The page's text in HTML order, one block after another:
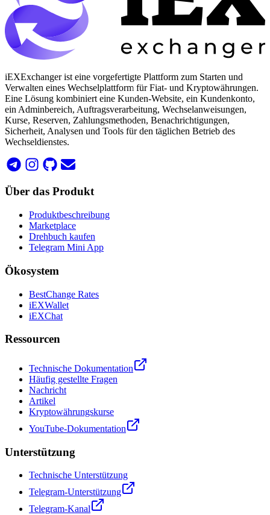
iEXExchanger ist eine vorgefertigte Plattform zum Starten und
Verwalten eines Wechselplattform für Fiat- und Kryptowährungen.
Eine Lösung kombiniert eine Kunden-Website, ein Kundenkonto,
ein Adminbereich, Auftragsverarbeitung, Wechselanweisungen,
Kurse, Reserven, Zahlungsmethoden, Benachrichtigungen,
Sicherheit, Analysen und Tools für den täglichen Betrieb des
Wechseldienstes.
Über das Produkt
Produktbeschreibung
Marketplace
Drehbuch kaufen
Telegram Mini App
Ökosystem
BestChange Rates
iEXWallet
iEXChat
Ressourcen
Technische Dokumentation
Häufig gestellte Fragen
Nachricht
Artikel
Kryptowährungskurse
YouTube-Dokumentation
Unterstützung
Technische Unterstützung
Telegram-Unterstützung
Telegram-Kanal